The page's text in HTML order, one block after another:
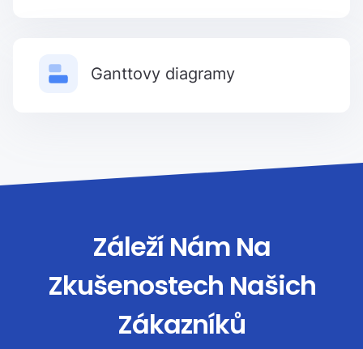
Ganttovy diagramy
Záleží Nám Na
Zkušenostech Našich
Zákazníků